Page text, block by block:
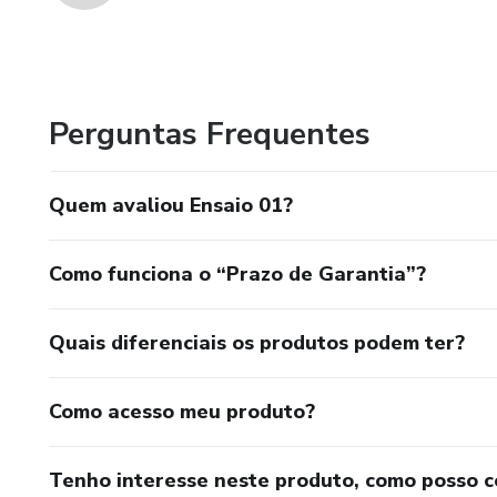
Perguntas Frequentes
Quem avaliou Ensaio 01?
Como funciona o “Prazo de Garantia”?
Quais diferenciais os produtos podem ter?
Como acesso meu produto?
Tenho interesse neste produto, como posso